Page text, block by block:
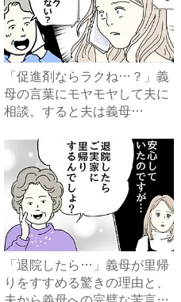
「促進剤ならラクね…？」義
母の言葉にモヤモヤして夫に
相談。すると夫は義母
「退院したら…」義母が里帰
りをすすめる驚きの理由と、